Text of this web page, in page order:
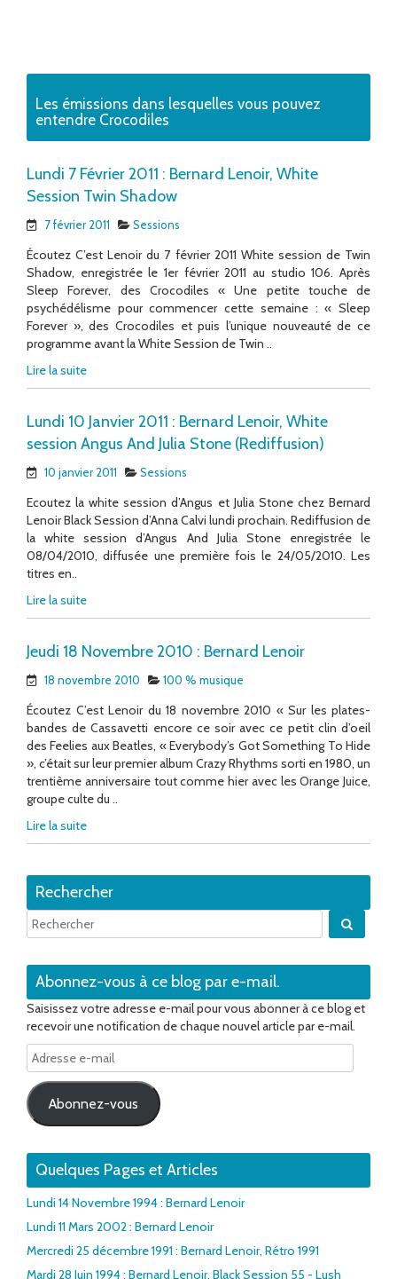
Les émissions dans lesquelles vous pouvez
entendre Crocodiles
Lundi 7 Février 2011 : Bernard Lenoir, White
Session Twin Shadow
7 février 2011 Sessions
Écoutez C’est Lenoir du 7 février 2011 White session de Twin
Shadow, enregistrée le 1er février 2011 au studio 106. Après
Sleep Forever, des Crocodiles « Une petite touche de
psychédélisme pour commencer cette semaine : « Sleep
Forever », des Crocodiles et puis l’unique nouveauté de ce
programme avant la White Session de Twin ..
Lire la suite
Lundi 10 Janvier 2011 : Bernard Lenoir, White
session Angus And Julia Stone (Rediffusion)
10 janvier 2011 Sessions
Ecoutez la white session d’Angus et Julia Stone chez Bernard
Lenoir Black Session d’Anna Calvi lundi prochain. Rediffusion de
la white session d’Angus And Julia Stone enregistrée le
08/04/2010, diffusée une première fois le 24/05/2010. Les
titres en..
Lire la suite
Jeudi 18 Novembre 2010 : Bernard Lenoir
18 novembre 2010 100 % musique
Écoutez C’est Lenoir du 18 novembre 2010 « Sur les plates-
bandes de Cassavetti encore ce soir avec ce petit clin d’oeil
des Feelies aux Beatles, « Everybody’s Got Something To Hide
», c’était sur leur premier album Crazy Rhythms sorti en 1980, un
trentième anniversaire tout comme hier avec les Orange Juice,
groupe culte du ..
Lire la suite
Rechercher
Abonnez-vous à ce blog par e-mail.
Saisissez votre adresse e-mail pour vous abonner à ce blog et
recevoir une notification de chaque nouvel article par e-mail.
Adresse
e-
mail
Abonnez-vous
Quelques Pages et Articles
Lundi 14 Novembre 1994 : Bernard Lenoir
Lundi 11 Mars 2002 : Bernard Lenoir
Mercredi 25 décembre 1991 : Bernard Lenoir, Rétro 1991
Mardi 28 Juin 1994 : Bernard Lenoir, Black Session 55 - Lush